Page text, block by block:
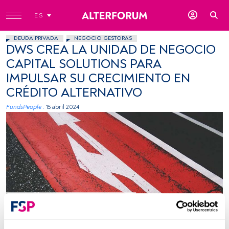
ES
DEUDA PRIVADA NEGOCIO GESTORAS
DWS CREA LA UNIDAD DE NEGOCIO
CAPITAL SOLUTIONS PARA
IMPULSAR SU CRECIMIENTO EN
CRÉDITO ALTERNATIVO
FundsPeople . 15 abril 2024